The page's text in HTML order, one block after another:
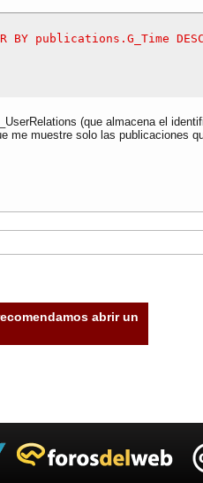
publications.G_Time
(que almacena el
me muestre solo las publicaciones
abrir un